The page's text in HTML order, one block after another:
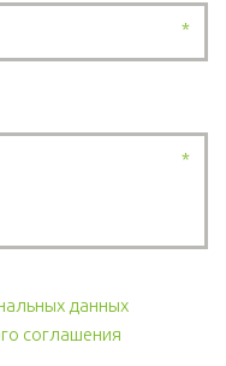
*
*
данных
соглашения